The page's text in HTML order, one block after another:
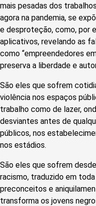
mais pesadas dos
agora na pandemia, se
e desproteção, como, por
aplicativos, revelando as
como “empreendedores
preserva a liberdade e
São eles que sofrem
violência nos espaços
trabalho como de lazer,
desviantes antes de
públicos, nos
nos estádios.
São eles que sofrem
racismo, traduzido em
preconceitos e
transforma os jovens